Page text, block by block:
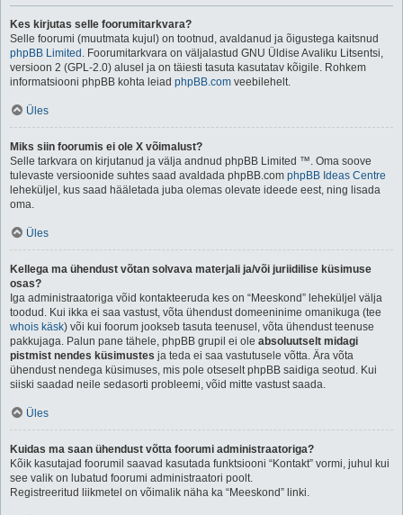
Kes kirjutas selle foorumitarkvara?
Selle foorumi (muutmata kujul) on tootnud, avaldanud ja õigustega kaitsnud
phpBB Limited . Foorumitarkvara on väljalastud GNU Üldise Avaliku Litsentsi,
versioon 2 (GPL-2.0) alusel ja on täiesti tasuta kasutatav kõigile. Rohkem
informatsiooni phpBB kohta leiad phpBB.com veebilehelt.
Üles
Miks siin foorumis ei ole X võimalust?
Selle tarkvara on kirjutanud ja välja andnud phpBB Limited ™. Oma soove
tulevaste versioonide suhtes saad avaldada phpBB.com phpBB Ideas Centre
leheküljel, kus saad hääletada juba olemas olevate ideede eest, ning lisada
oma.
Üles
Kellega ma ühendust võtan solvava materjali ja/või juriidilise küsimuse
osas?
Iga administraatoriga võid kontakteeruda kes on “Meeskond” leheküljel välja
toodud. Kui ikka ei saa vastust, võta ühendust domeeninime omanikuga (tee
whois käsk) või kui foorum jookseb tasuta teenusel, võta ühendust teenuse
pakkujaga. Palun pane tähele, phpBB grupil ei ole absoluutselt midagi
pistmist nendes küsimustes ja teda ei saa vastutusele võtta. Ära võta
ühendust nendega küsimuses, mis pole otseselt phpBB saidiga seotud. Kui
siiski saadad neile sedasorti probleemi, võid mitte vastust saada.
Üles
Kuidas ma saan ühendust võtta foorumi administraatoriga?
Kõik kasutajad foorumil saavad kasutada funktsiooni “Kontakt” vormi, juhul kui
see valik on lubatud foorumi administraatori poolt.
Registreeritud liikmetel on võimalik näha ka “Meeskond” linki.